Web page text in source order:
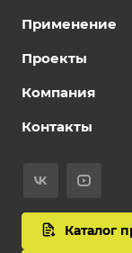
Применение
Проекты
Компания
Контакты
Каталог